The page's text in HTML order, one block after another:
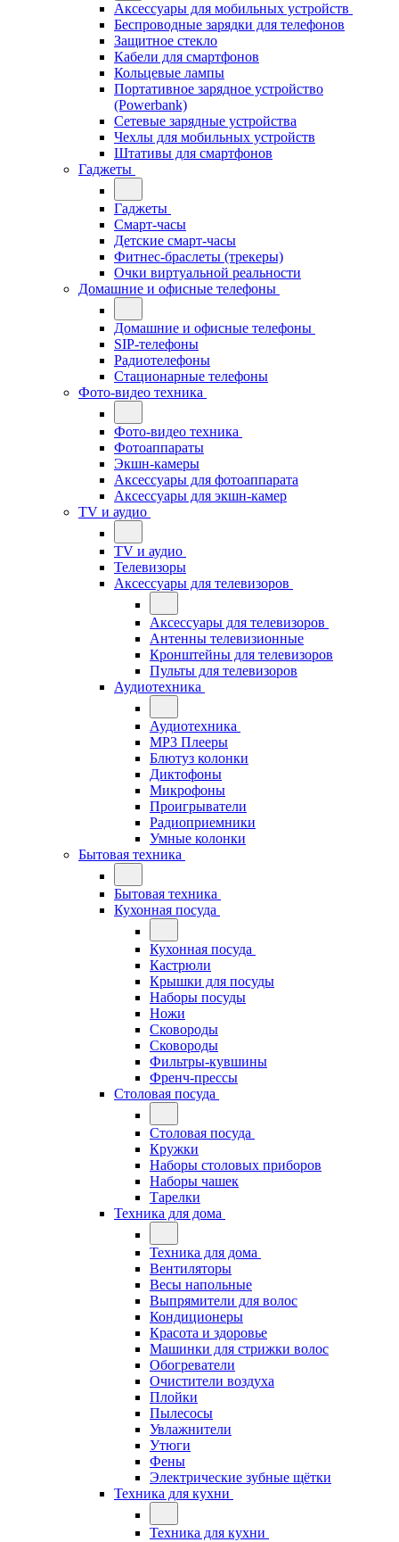
Аксессуары для мобильных устройств
Беспроводные зарядки для телефонов
Защитное стекло
Кабели для смартфонов
Кольцевые лампы
Портативное зарядное устройство
(Powerbank)
Сетевые зарядные устройства
Чехлы для мобильных устройств
Штативы для смартфонов
Гаджеты
Гаджеты
Смарт-часы
Детские смарт-часы
Фитнес-браслеты (трекеры)
Очки виртуальной реальности
Домашние и офисные телефоны
Домашние и офисные телефоны
SIP-телефоны
Радиотелефоны
Стационарные телефоны
Фото-видео техника
Фото-видео техника
Фотоаппараты
Экшн-камеры
Аксессуары для фотоаппарата
Аксессуары для экшн-камер
TV и аудио
TV и аудио
Телевизоры
Аксессуары для телевизоров
Аксессуары для телевизоров
Антенны телевизионные
Кронштейны для телевизоров
Пульты для телевизоров
Аудиотехника
Аудиотехника
MP3 Плееры
Блютуз колонки
Диктофоны
Микрофоны
Проигрыватели
Радиоприемники
Умные колонки
Бытовая техника
Бытовая техника
Кухонная посуда
Кухонная посуда
Кастрюли
Крышки для посуды
Наборы посуды
Ножи
Сковороды
Сковороды
Фильтры-кувшины
Френч-прессы
Столовая посуда
Столовая посуда
Кружки
Наборы столовых приборов
Наборы чашек
Тарелки
Техника для дома
Техника для дома
Вентиляторы
Весы напольные
Выпрямители для волос
Кондиционеры
Красота и здоровье
Машинки для стрижки волос
Обогреватели
Очистители воздуха
Плойки
Пылесосы
Увлажнители
Утюги
Фены
Электрические зубные щётки
Техника для кухни
Техника для кухни